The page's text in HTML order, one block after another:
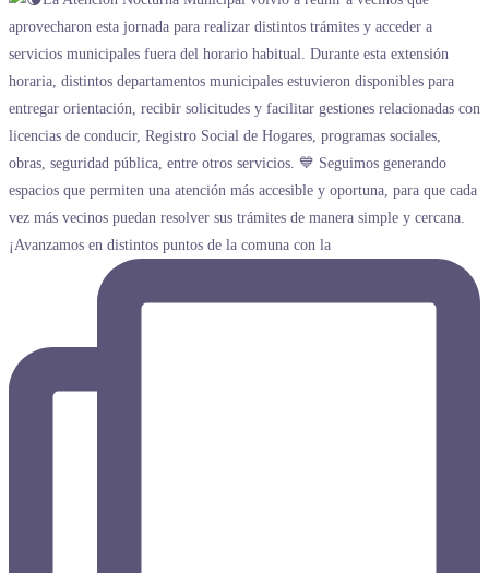
¡Avanzamos en distintos puntos de la comuna con la